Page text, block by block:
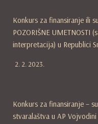
Konkurs za finansiranje ili
POZORIŠNE UMETNOSTI
interpretacija) u Republici
2. 2. 2023.
Konkurs za finansiranje –
stvaralaštva u AP